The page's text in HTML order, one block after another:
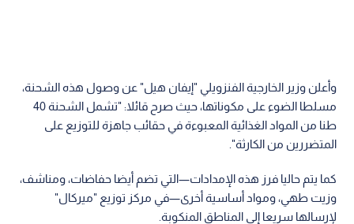
وأعلن وزير الخارجية الفنزويلي "إيفان هيل" عن وصول هذه الشحنة،
مسلطا الضوء على مكوناتها، حيث صرح قائلا: "تشمل الشحنة 40
طنا من المواد الغذائية المعبوءة في حقائب جاهزة للتوزيع على
المتضررين من الكارثة".
كما يتم حاليا فرز هذه الإمدادات—التي تضم أيضا حفاضات، ومناشف،
وزيت طهي، ومواد أساسية أخرى—في مركز توزيع "ميركال"
لإرسالها سريعا إلى المناطق المنكوبة.